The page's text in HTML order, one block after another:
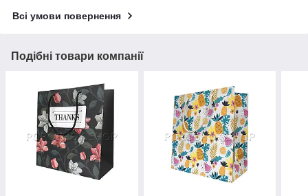
Всі умови повернення
Подібні товари компанії